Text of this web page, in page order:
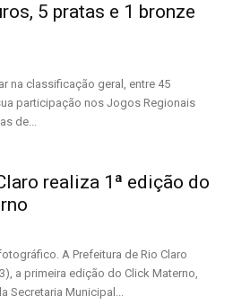
5 pratas e 1 bronze
na classificação geral, entre 45
participação nos Jogos Regionais
de...
realiza 1ª edição do
A Prefeitura de Rio Claro
a primeira edição do Click Materno,
Secretaria Municipal...